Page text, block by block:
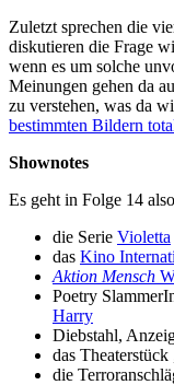
Zuletzt sprechen die
diskutieren die Frage
wenn es um solche
Meinungen gehen da
zu verstehen, was da
bestimmten Bildern
Shownotes
Es geht in Folge 14
die Serie Violetta
das Kino
Aktion Mensch
Poetry
Harry
Diebstahl,
das Theaterstück
die